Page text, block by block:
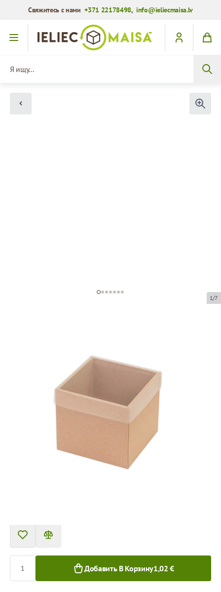
Свяжитесь с нами+371 22178498,info@ieliecmaisa.lv
Перейти к содержимому
1/7
105 x 105 x 105 mm
коричневая микрогофра
Товар нельзя получить в пункте выдачи.
Добавить В Корзину1,02 €